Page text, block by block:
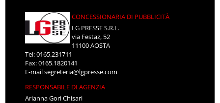
CONCESSIONARIA DI PUBBLICITÀ
LG PRESSE S.R.L.
via Festaz, 52
11100 AOSTA
Tel: 0165.231711
Fax: 0165.1820141
E-mailsegreteria@lgpresse.com
RESPONSABILE DI AGENZIA
Arianna Gori Chisari